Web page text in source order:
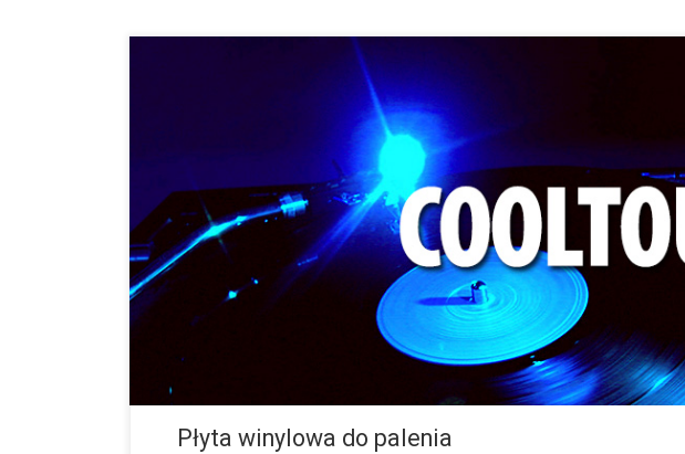
Śpiewająca, trzeszcząca płyta haszyszowa. Zespół „Slightly Stoopid“ wytłoczył
płytę winylową, którą można palić. Amerykański zespół „Slightly Stoopid“ to idealny
wybór dla tych, którzy lubują się w muzyce stylu reggae i […]
Płyta winylowa do palenia